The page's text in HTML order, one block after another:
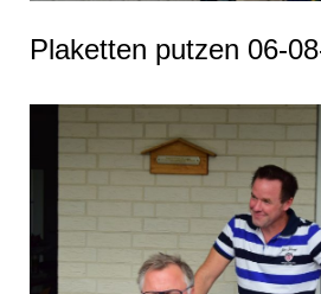
Plaketten putzen 06-